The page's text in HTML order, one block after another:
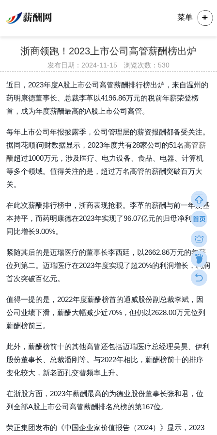
菜单
浙商领跑！2023上市公司高管薪酬榜出炉
发布日期：2024-11-15 浏览次数： 530
近日，2023年度A股上市公司高管薪酬排行榜出炉，来自温州的
药明康德董事长、总裁李革以4196.86万元的税前年薪荣登榜
首，成为年度薪酬最高的A股上市公司高管。
每年上市公司年报披露季，公司管理层的薪资报酬都备受关注。
据同花顺i问财数据显示，2023年度共有28家公司的51名高管薪
酬超过1000万元，涉及医疗、电力设备、食品、电器、计算机
等多个领域。值得关注的是，超过万名高管的薪酬突破百万大
关。
在此次薪酬排行榜中，浙商表现抢眼。李革的薪酬与前一年度基
本持平，而药明康德在2023年实现了96.07亿元的归母净利润，
同比增长9.00%。
紧随其后的是迈瑞医疗的董事长李西廷，以2662.86万元的年薪
位列第二。迈瑞医疗在2023年度实现了超20%的利润增长，利润
首次突破百亿元。
值得一提的是，2022年度薪酬榜首的通威股份副总裁李斌，因
公司业绩下滑，薪酬大幅减少近70%，但仍以2628.00万元位列
薪酬榜前三。
此外，薪酬榜前十的其他高管还包括迈瑞医疗总经理吴昊、伊利
股份董事长、总裁潘刚等。与2022年相比，薪酬榜前十的排序
变化较大，新老面孔交替频率上升。
在浙股方面，2023年薪酬最高的为德业股份董事长张和君，位
列全部A股上市公司高管薪酬排名总榜的第167位。
荣正集团发布的《中国企业家价值报告（2024）》显示，2023